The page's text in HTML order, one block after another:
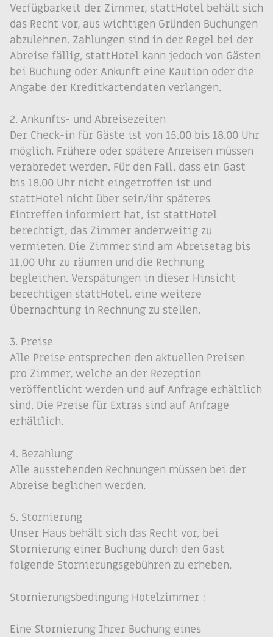
Verfügbarkeit der Zimmer, stattHotel behält sich
das Recht vor, aus wichtigen Gründen Buchungen
abzulehnen. Zahlungen sind in der Regel bei der
Abreise fällig, stattHotel kann jedoch von Gästen
bei Buchung oder Ankunft eine Kaution oder die
Angabe der Kreditkartendaten verlangen.
2. Ankunfts- und Abreisezeiten
Der Check-in für Gäste ist von 15.00 bis 18.00 Uhr
möglich. Frühere oder spätere Anreisen müssen
verabredet werden. Für den Fall, dass ein Gast
bis 18.00 Uhr nicht eingetroffen ist und
stattHotel nicht über sein/ihr späteres
Eintreffen informiert hat, ist stattHotel
berechtigt, das Zimmer anderweitig zu
vermieten. Die Zimmer sind am Abreisetag bis
11.00 Uhr zu räumen und die Rechnung
begleichen. Verspätungen in dieser Hinsicht
berechtigen stattHotel, eine weitere
Übernachtung in Rechnung zu stellen.
3. Preise
Alle Preise entsprechen den aktuellen Preisen
pro Zimmer, welche an der Rezeption
veröffentlicht werden und auf Anfrage erhältlich
sind. Die Preise für Extras sind auf Anfrage
erhältlich.
4. Bezahlung
Alle ausstehenden Rechnungen müssen bei der
Abreise beglichen werden.
5. Stornierung
Unser Haus behält sich das Recht vor, bei
Stornierung einer Buchung durch den Gast
folgende Stornierungsgebühren zu erheben.
Stornierungsbedingung Hotelzimmer :
Eine Stornierung Ihrer Buchung eines